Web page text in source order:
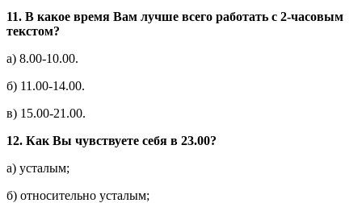
11. В какое время Вам лучше всего работать с 2-часовым
текстом?
а) 8.00-10.00.
б) 11.00-14.00.
в) 15.00-21.00.
12. Как Вы чувствуете себя в 23.00?
а) усталым;
б) относительно усталым;